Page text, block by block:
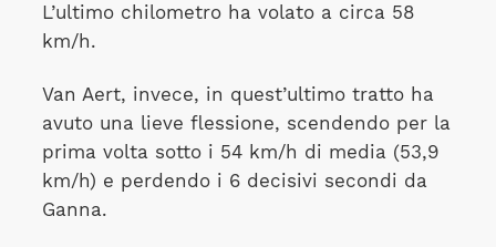
L’ultimo chilometro ha volato a circa 58
km/h.
Van Aert, invece, in quest’ultimo tratto ha
avuto una lieve flessione, scendendo per la
prima volta sotto i 54 km/h di media (53,9
km/h) e perdendo i 6 decisivi secondi da
Ganna.